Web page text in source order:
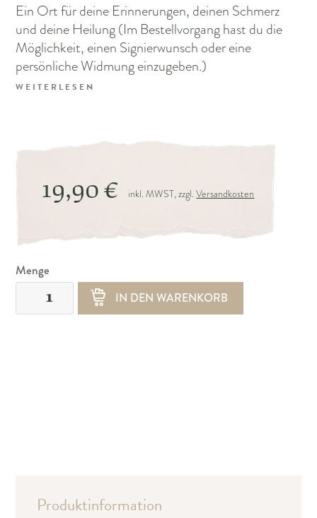
Ein Ort für deine Erinnerungen, deinen Schmerz
und deine Heilung (Im Bestellvorgang hast du die
Möglichkeit, einen Signierwunsch oder eine
persönliche Widmung einzugeben.)
WEITERLESEN
19,90 € inkl. MWST, zzgl.Versandkosten
Menge
Produktinformation